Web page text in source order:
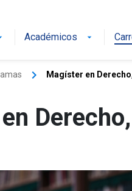
Académicos arrow_drop_down
keyboard_arrow_right Magíster en